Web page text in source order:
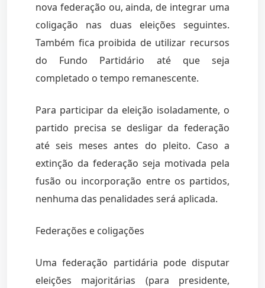
nova federação ou, ainda, de integrar uma
coligação nas duas eleições seguintes.
Também fica proibida de utilizar recursos
do Fundo Partidário até que seja
completado o tempo remanescente.
Para participar da eleição isoladamente, o
partido precisa se desligar da federação
até seis meses antes do pleito. Caso a
extinção da federação seja motivada pela
fusão ou incorporação entre os partidos,
nenhuma das penalidades será aplicada.
Federações e coligações
Uma federação partidária pode disputar
eleições majoritárias (para presidente,